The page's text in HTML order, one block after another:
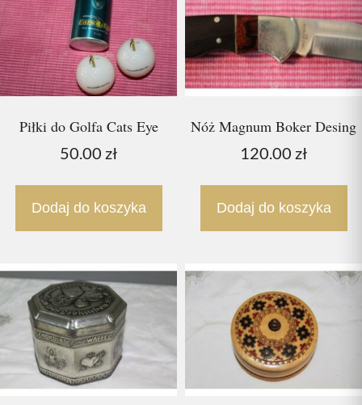
Piłki do Golfa Cats Eye
50.00 zł
Dodaj do koszyka
Nóż Magnum Boker Desing
120.00 zł
Dodaj do koszyka